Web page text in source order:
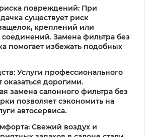
повреждений: При
существует риск
креплений или
соединений. Замена фильтра без
помогает избежать подобных
Услуги профессионального
оказаться дорогими.
замена салонного фильтра без
позволяет сэкономить на
автосервиса.
Свежий воздух и